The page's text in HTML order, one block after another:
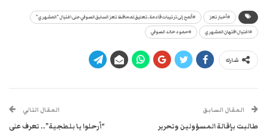
#أخبار تعز #ألمح إلى ترتيبات قادمة.. تعليق لمحافظ تعز السابق الصوفي على اغتيال "المشهري"
#اغتيال افتهان المشهري #حمود خالد الصوفي
شارك
المقال السابق
طالبت بإقالة المسؤولين وتحرير
المقال التالي
“أرحلوا يا بلطجية”.. تعرف على